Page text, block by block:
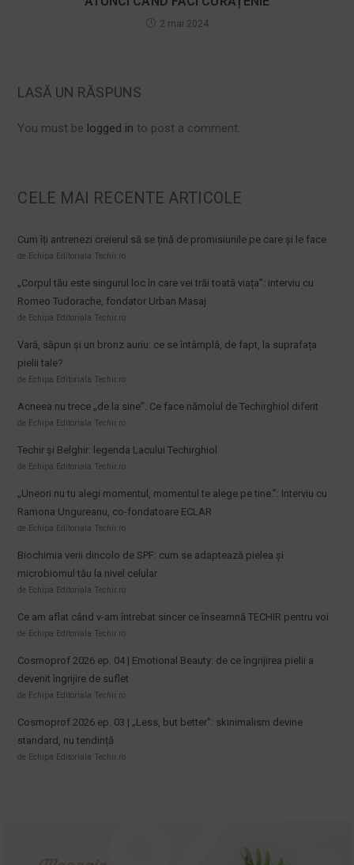
2 mai 2024
LASĂ UN RĂSPUNS
You must be logged in to post a comment.
CELE MAI RECENTE ARTICOLE
Cum îți antrenezi creierul să se țină de promisiunile pe care și le face
de Echipa Editoriala Techir.ro
„Corpul tău este singurul loc în care vei trăi toată viața”: interviu cu
Romeo Tudorache, fondator Urban Masaj
de Echipa Editoriala Techir.ro
Vară, săpun și un bronz auriu: ce se întâmplă, de fapt, la suprafața
pielii tale?
de Echipa Editoriala Techir.ro
Acneea nu trece „de la sine”. Ce face nămolul de Techirghiol diferit
de Echipa Editoriala Techir.ro
Techir și Belghir: legenda Lacului Techirghiol
de Echipa Editoriala Techir.ro
„Uneori nu tu alegi momentul, momentul te alege pe tine.”: Interviu cu
Ramona Ungureanu, co-fondatoare ECLAR
de Echipa Editoriala Techir.ro
Biochimia verii dincolo de SPF: cum se adaptează pielea și
microbiomul tău la nivel celular
de Echipa Editoriala Techir.ro
Ce am aflat când v-am întrebat sincer ce înseamnă TECHIR pentru voi
de Echipa Editoriala Techir.ro
Cosmoprof 2026 ep. 04 | Emotional Beauty: de ce îngrijirea pielii a
devenit îngrijire de suflet
de Echipa Editoriala Techir.ro
Cosmoprof 2026 ep. 03 | „Less, but better”: skinimalism devine
standard, nu tendință
de Echipa Editoriala Techir.ro